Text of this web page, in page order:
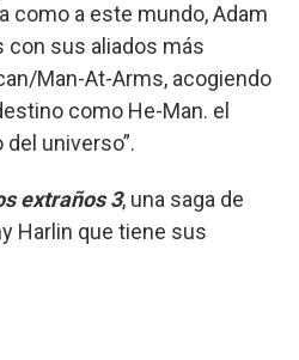
como a este mundo, Adam
sus aliados más
Man-At-Arms, acogiendo
como He-Man. el
universo”.
extraños 3, una saga de
Harlin que tiene sus